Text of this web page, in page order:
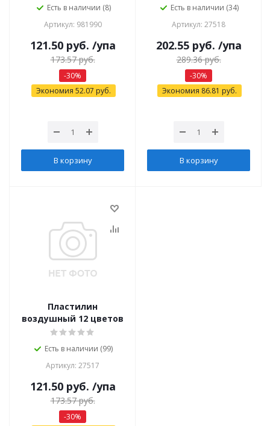
Есть в наличии (8)
Артикул: 981990
121.50руб. /упа
173.57руб.
-30%
Экономия 52.07 руб.
В корзину
Есть в наличии (34)
Артикул: 27518
202.55руб. /упа
289.36руб.
-30%
Экономия 86.81 руб.
В корзину
Пластилин
воздушный 12 цветов
Есть в наличии (99)
Артикул: 27517
121.50руб. /упа
173.57руб.
-30%